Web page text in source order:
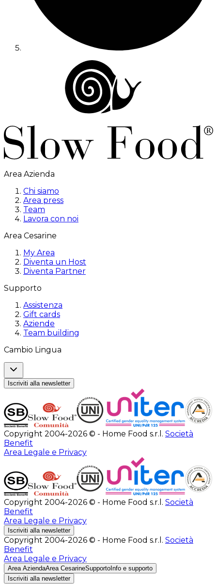
Area Azienda
Chi siamo
Area press
Team
Lavora con noi
Area Cesarine
My Area
Diventa un Host
Diventa Partner
Supporto
Assistenza
Gift cards
Aziende
Team building
Cambio Lingua
Iscriviti alla newsletter
Copyright 2004-2026 © - Home Food s.r.l. Società
Benefit
Area Legale e Privacy
Copyright 2004-2026 © - Home Food s.r.l. Società
Benefit
Area Legale e Privacy
Iscriviti alla newsletter
Copyright 2004-2026 © - Home Food s.r.l. Società
Benefit
Area Legale e Privacy
Area AziendaArea CesarineSupporto Info e supporto
Iscriviti alla newsletter